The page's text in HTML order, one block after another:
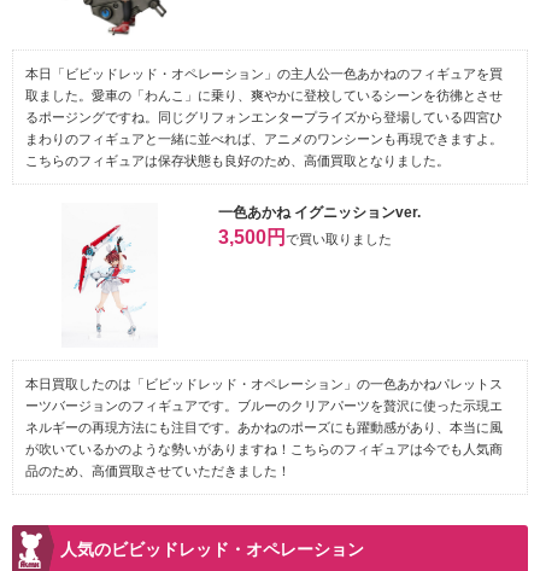
本日「ビビッドレッド・オペレーション」の主人公一色あかねのフィギュアを買
取ました。愛車の「わんこ」に乗り、爽やかに登校しているシーンを彷彿とさせ
るポージングですね。同じグリフォンエンタープライズから登場している四宮ひ
まわりのフィギュアと一緒に並べれば、アニメのワンシーンも再現できますよ。
こちらのフィギュアは保存状態も良好のため、高価買取となりました。
一色あかね イグニッションver.
3,500円で買い取りました
本日買取したのは「ビビッドレッド・オペレーション」の一色あかねパレットス
ーツバージョンのフィギュアです。ブルーのクリアパーツを贅沢に使った示現エ
ネルギーの再現方法にも注目です。あかねのポーズにも躍動感があり、本当に風
が吹いているかのような勢いがありますね！こちらのフィギュアは今でも人気商
品のため、高価買取させていただきました！
人気のビビッドレッド・オペレーション